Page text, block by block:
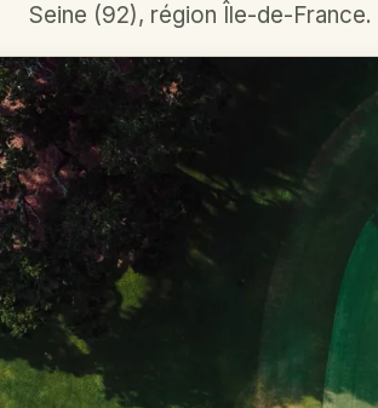
Seine (92), région Île-de-France.